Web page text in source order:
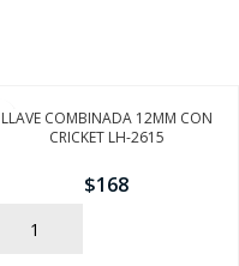
LLAVE COMBINADA 12MM CON
CRICKET LH-2615
$168
AÑADIR